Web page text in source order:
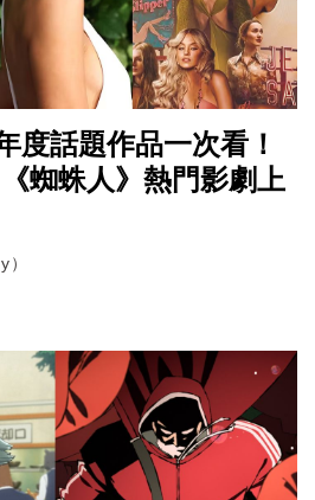
度話題作品一次看！
《蜘蛛人》熱門影劇上